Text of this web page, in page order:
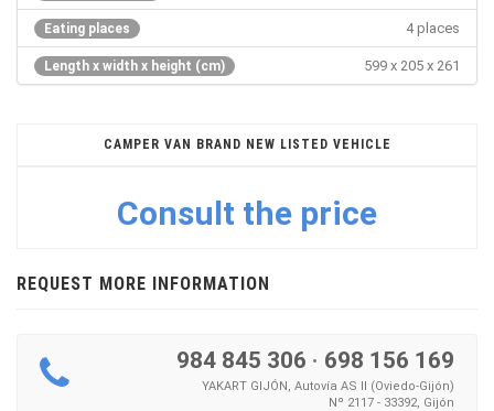
Eating places 4 places
Length x width x height (cm) 599 x 205 x 261
CAMPER VAN BRAND NEW LISTED VEHICLE
Consult the price
REQUEST MORE INFORMATION
984 845 306 · 698 156 169
YAKART GIJÓN, Autovía AS II (Oviedo-Gijón)
Nº 2117 - 33392, Gijón